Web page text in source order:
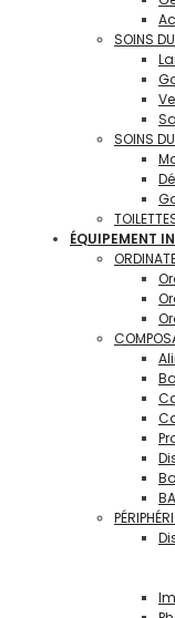
SOINS
SOINS
ÉQUIPEMENT